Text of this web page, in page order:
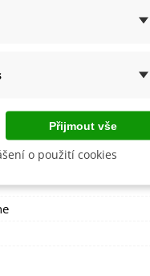
Přijmout vše
o použití cookies